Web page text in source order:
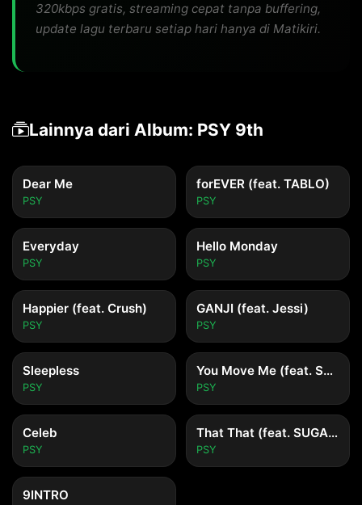
320kbps gratis, streaming cepat tanpa buffering,
update lagu terbaru setiap hari hanya di Matikiri.
Lainnya dari Album: PSY 9th
Dear Me
PSY
forEVER (feat. TABLO)
PSY
Everyday
PSY
Hello Monday
PSY
Happier (feat. Crush)
PSY
GANJI (feat. Jessi)
PSY
Sleepless
PSY
You Move Me (feat. Sung Si Kyung)
PSY
Celeb
PSY
That That (feat. SUGA of BTS)
PSY
9INTRO